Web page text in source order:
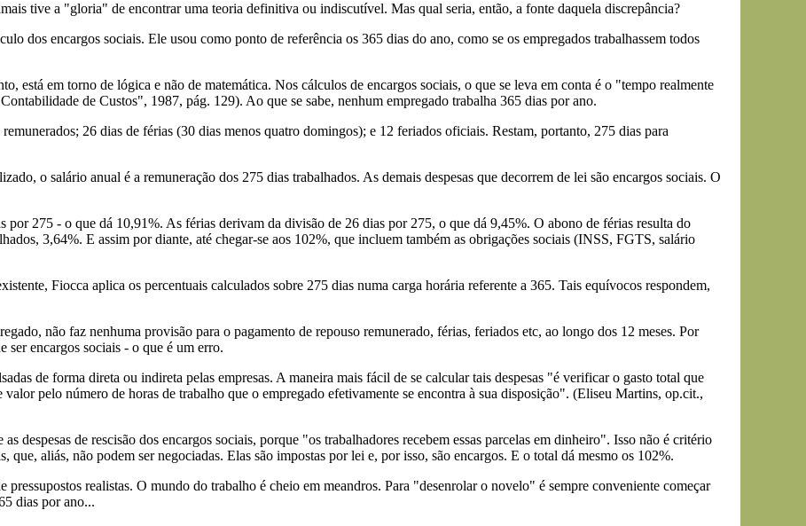
tive a "gloria" de encontrar uma teoria definitiva ou indiscutível. Mas qual seria, então, a fonte daquela discrepância?
dos encargos sociais. Ele usou como ponto de referência os 365 dias do ano, como se os empregados trabalhassem todos
está em torno de lógica e não de matemática. Nos cálculos de encargos sociais, o que se leva em conta é o "tempo realmente
de Custos", 1987, pág. 129). Ao que se sabe, nenhum empregado trabalha 365 dias por ano.
26 dias de férias (30 dias menos quatro domingos); e 12 feriados oficiais. Restam, portanto, 275 dias para
o salário anual é a remuneração dos 275 dias trabalhados. As demais despesas que decorrem de lei são encargos sociais. O
por 275 - o que dá 10,91%. As férias derivam da divisão de 26 dias por 275, o que dá 9,45%. O abono de férias resulta do
3,64%. E assim por diante, até chegar-se aos 102%, que incluem também as obrigações sociais (INSS, FGTS, salário
Fiocca aplica os percentuais calculados sobre 275 dias numa carga horária referente a 365. Tais equívocos respondem,
não faz nenhuma provisão para o pagamento de repouso remunerado, férias, feriados etc, ao longo dos 12 meses. Por
ser encargos sociais - o que é um erro.
de forma direta ou indireta pelas empresas. A maneira mais fácil de se calcular tais despesas "é verificar o gasto total que
pelo número de horas de trabalho que o empregado efetivamente se encontra à sua disposição". (Eliseu Martins, op.cit.,
despesas de rescisão dos encargos sociais, porque "os trabalhadores recebem essas parcelas em dinheiro". Isso não é critério
que, aliás, não podem ser negociadas. Elas são impostas por lei e, por isso, são encargos. E o total dá mesmo os 102%.
pressupostos realistas. O mundo do trabalho é cheio em meandros. Para "desenrolar o novelo" é sempre conveniente começar
dias por ano...